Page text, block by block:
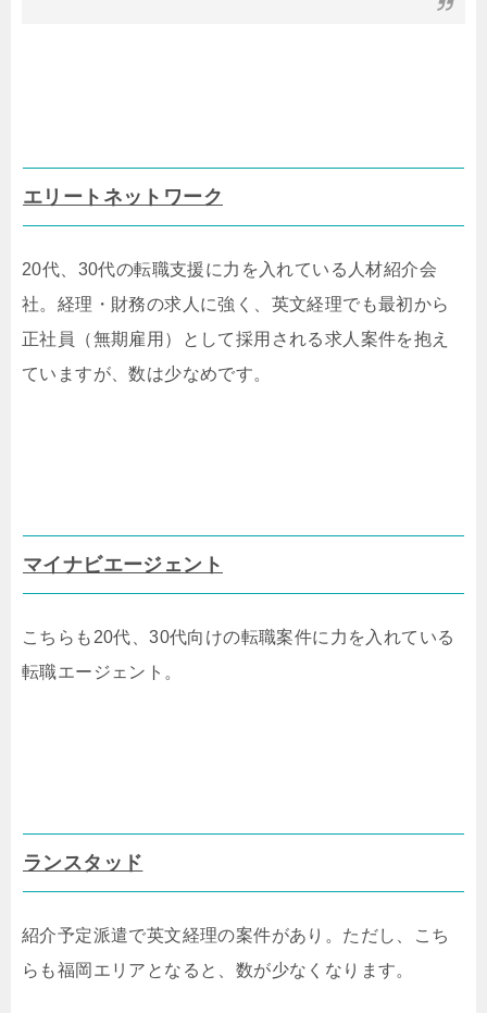
エリートネットワーク
20代、30代の転職支援に力を入れている人材紹介会
社。経理・財務の求人に強く、英文経理でも最初から
正社員（無期雇用）として採用される求人案件を抱え
ていますが、数は少なめです。
マイナビエージェント
こちらも20代、30代向けの転職案件に力を入れている
転職エージェント。
ランスタッド
紹介予定派遣で英文経理の案件があり。ただし、こち
らも福岡エリアとなると、数が少なくなります。